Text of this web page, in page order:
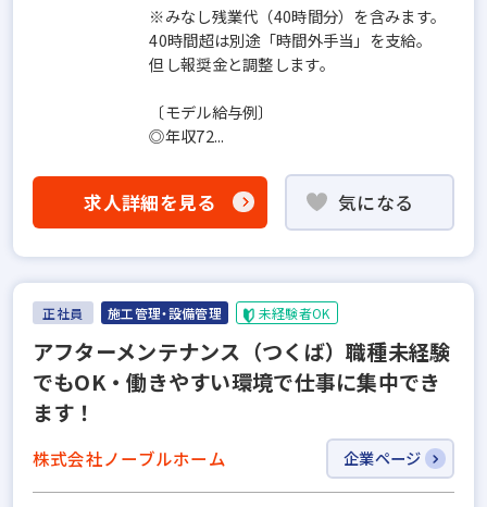
※みなし残業代（40時間分）を含みます。
40時間超は別途「時間外手当」を支給。
但し報奨金と調整します。
〔モデル給与例〕
◎年収72...
求人詳細を見る 気になる
正社員 施工管理・設備管理 未経験者OK
アフターメンテナンス（つくば）職種未経験
でもOK・働きやすい環境で仕事に集中でき
ます！
株式会社ノーブルホーム 企業ページ